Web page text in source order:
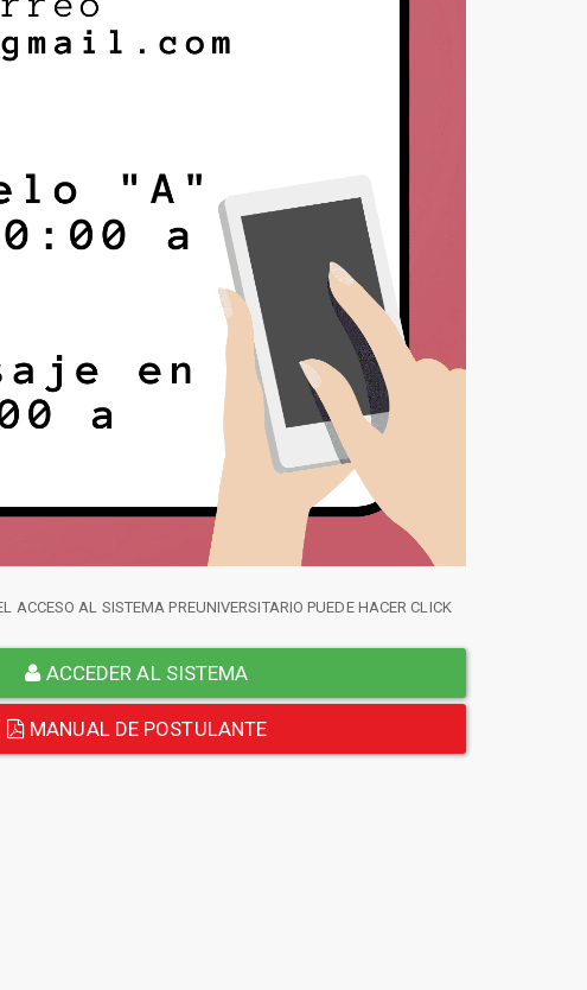
ACCESO AL SISTEMA PREUNIVERSITARIO PUEDE HACER CLICK
ACCEDER AL SISTEMA
MANUAL DE POSTULANTE